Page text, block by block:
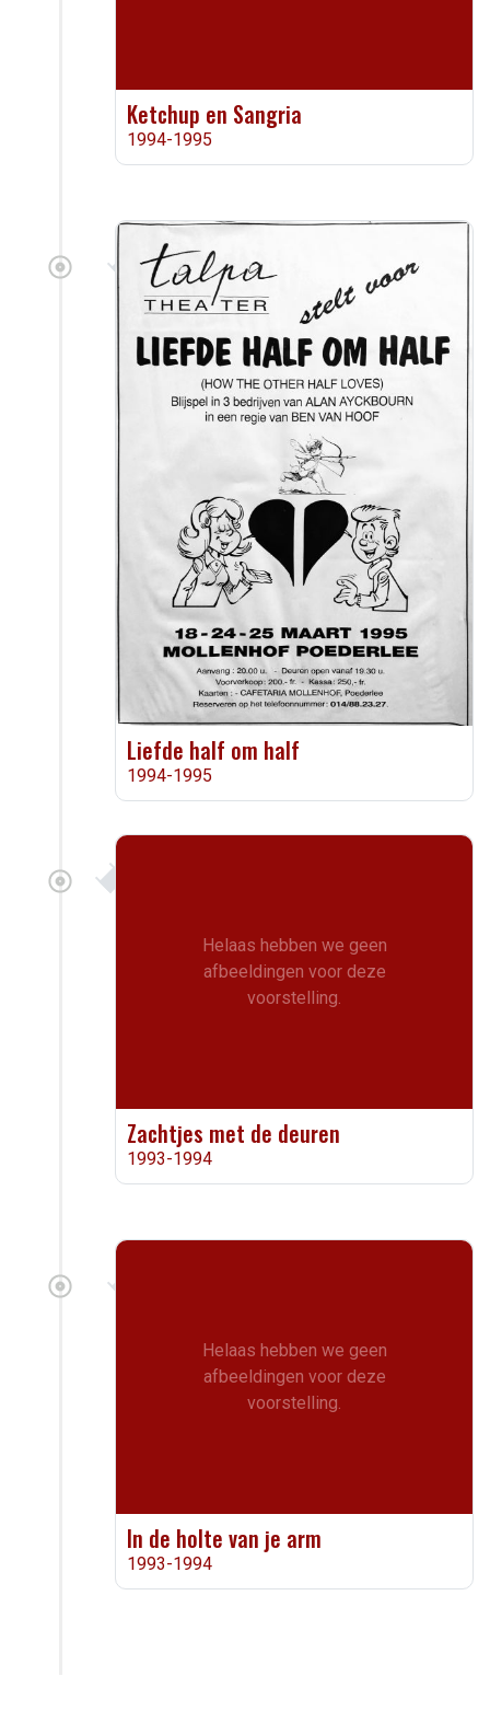
Ketchup en Sangria
1994-1995
Liefde half om half
1994-1995
Helaas hebben we geen
afbeeldingen voor deze
voorstelling.
Zachtjes met de deuren
1993-1994
Helaas hebben we geen
afbeeldingen voor deze
voorstelling.
In de holte van je arm
1993-1994